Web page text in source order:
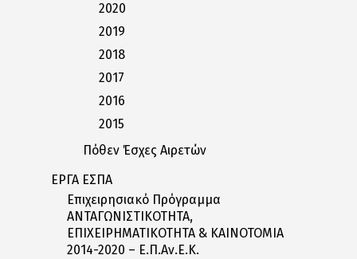
2020
2019
2018
2017
2016
2015
Πόθεν Έσχες Αιρετών
ΕΡΓΑ ΕΣΠΑ
Επιχειρησιακό Πρόγραμμα
ΑΝΤΑΓΩΝΙΣΤΙΚΟΤΗΤΑ,
ΕΠΙΧΕΙΡΗΜΑΤΙΚΟΤΗΤΑ & ΚΑΙΝΟΤΟΜΙΑ
2014-2020 – Ε.Π.Αν.Ε.Κ.